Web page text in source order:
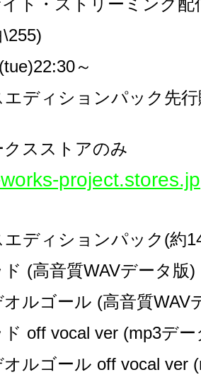
ト・ストリーミング配
\255)
～
ディションパック先
スストアのみ
project.stores.jp
ディションパック (約
(高音質WAVデータ版)
オルゴール (高音質WAV
off vocal ver (mp3デー
オルゴール off vocal ver